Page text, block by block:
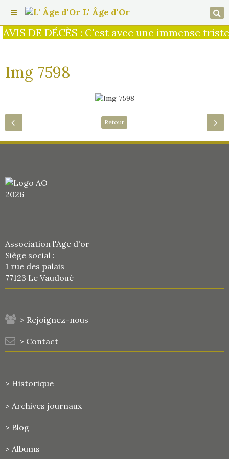
AVIS DE DÉCÈS : C'est avec une immense
L' Âge d'Or
Img 7598
Retour
Association l'Age d'or
Siège social :
1 rue des palais
77123 Le Vaudoué
> Rejoignez-nous
> Contact
> Historique
> Archives journaux
> Blog
> Albums